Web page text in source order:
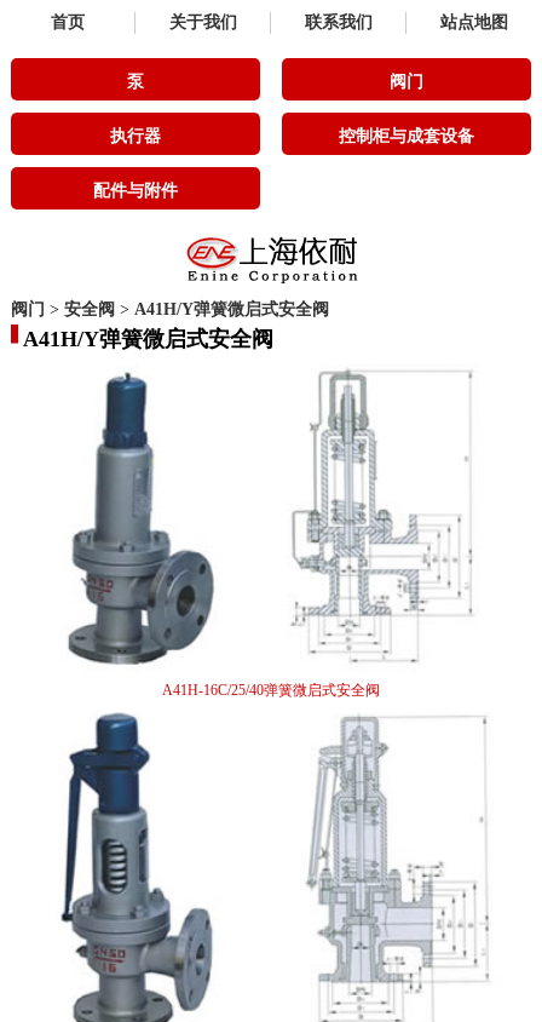
首页 关于我们 联系我们 站点地图
泵 阀门
执行器 控制柜与成套设备
配件与附件
阀门 > 安全阀 > A41H/Y弹簧微启式安全阀
A41H/Y弹簧微启式安全阀
A41H-16C/25/40弹簧微启式安全阀